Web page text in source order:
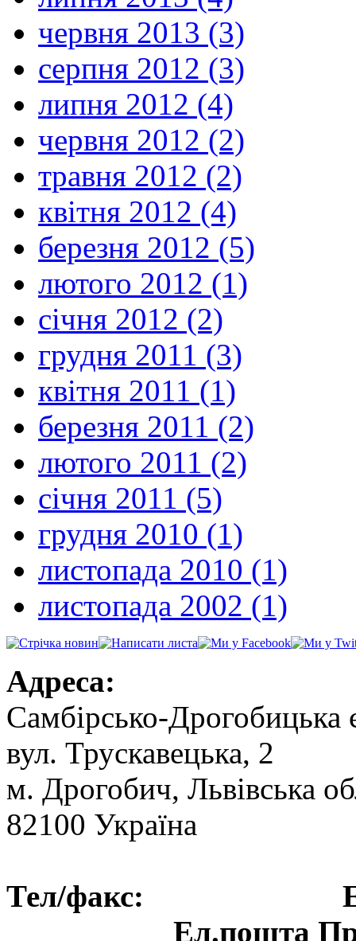
червня 2013 (3)
серпня 2012 (3)
липня 2012 (4)
червня 2012 (2)
травня 2012 (2)
квітня 2012 (4)
березня 2012 (5)
лютого 2012 (1)
січня 2012 (2)
грудня 2011 (3)
квітня 2011 (1)
березня 2011 (2)
лютого 2011 (2)
січня 2011 (5)
грудня 2010 (1)
листопада 2010 (1)
листопада 2002 (1)
Адреса:
Самбірсько-Дрогобицька
вул. Трускавецька, 2
м. Дрогобич, Львівська
82100 Україна
Тел/факс:
Ел.пошта